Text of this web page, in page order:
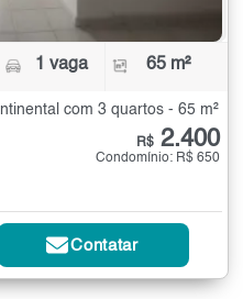
1 vaga 65 m²
com 3 quartos - 65 m²
R$ 2.400
Condomínio: R$ 650
Contatar